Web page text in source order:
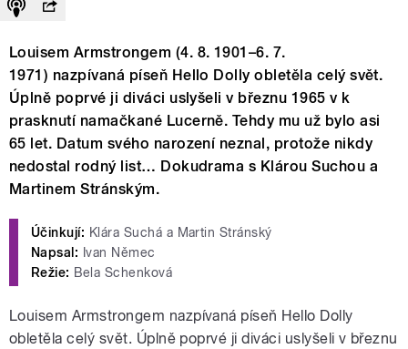
Louisem Armstrongem (4. 8. 1901–6. 7.
1971) nazpívaná píseň Hello Dolly obletěla celý svět.
Úplně poprvé ji diváci uslyšeli v březnu 1965 v k
prasknutí namačkané Lucerně. Tehdy mu už bylo asi
65 let. Datum svého narození neznal, protože nikdy
nedostal rodný list… Dokudrama s Klárou Suchou a
Martinem Stránským.
Účinkují: Klára Suchá a Martin Stránský
Napsal: Ivan Němec
Režie: Bela Schenková
Louisem Armstrongem nazpívaná píseň Hello Dolly
obletěla celý svět. Úplně poprvé ji diváci uslyšeli v březnu